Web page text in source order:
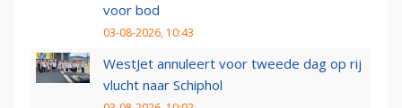
voor bod
03-08-2026, 10:43
WestJet annuleert voor tweede dag op rij
vlucht naar Schiphol